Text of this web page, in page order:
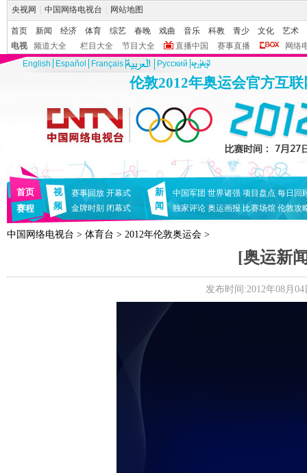
央视网 中国网络电视台 网站地图
首页 新闻 经济 体育 综艺 春晚 戏曲 音乐 科教 青少 文化
艺术
电视
频道大全 栏目大全 节目大全 直播中国 赛事直播
网络
English
Español Français Pусский
伦敦2012年奥运会官方互
首页
赛程
视
频
赛事回放 开幕式
金牌时刻 闭幕式
新
闻
中国军团 世界诸强 项目盘点 每日回
独家评论 奥运画报 比赛场馆 伦敦攻
中国网络电视台 > 体育台 > 2012年伦敦奥运会 >
[奥运新
发布时间:2012年08月